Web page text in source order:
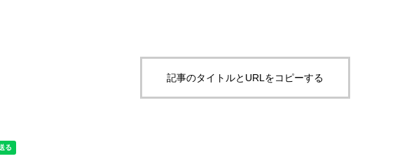
記事のタイトルとURLをコピーする